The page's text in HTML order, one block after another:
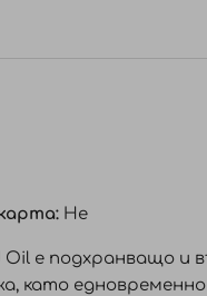
Не
Oil е подхранващо
като